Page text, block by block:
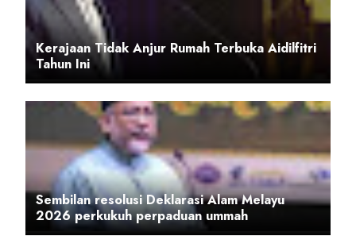
Kerajaan Tidak Anjur Rumah Terbuka Aidilfitri
Tahun Ini
Sembilan resolusi Deklarasi Alam Melayu
2026 perkukuh perpaduan ummah